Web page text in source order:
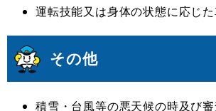
運転技能又は身体の状態に応じ
その他
積雪・台風等の悪天候の時及び